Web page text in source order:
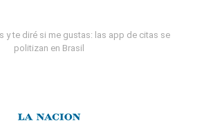
y te diré si me gustas: las app de citas se
politizan en Brasil